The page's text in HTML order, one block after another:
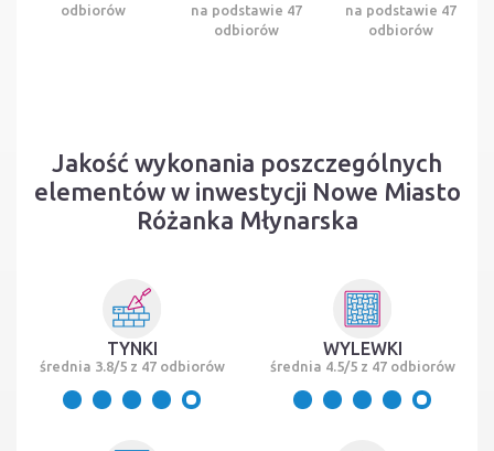
odbiorów
na podstawie 47
odbiorów
na podstawie 47
odbiorów
Jakość wykonania poszczególnych
elementów w inwestycji Nowe Miasto
Różanka Młynarska
TYNKI
średnia 3.8/5 z 47 odbiorów
WYLEWKI
średnia 4.5/5 z 47 odbiorów